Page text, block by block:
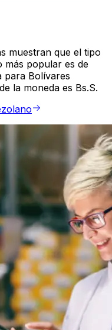
muestran que el tipo
más popular es de
para Bolívares
la moneda es Bs.S.